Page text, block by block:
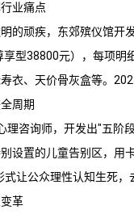
业痛点
的顽疾， 东郊殡仪馆开
型38800元），每项明
衣、天价骨灰盒等。
周期
理咨询师，开发出"五阶
设置的儿童告别区，用
式让公众理性认知生死，
革